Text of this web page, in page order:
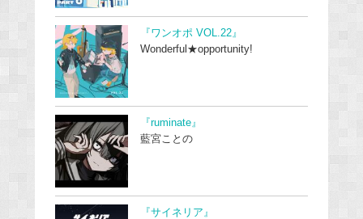
『ワンオポ VOL.22』
Wonderful★opportunity!
『ruminate』
藍宮ことの
『サイネリア』